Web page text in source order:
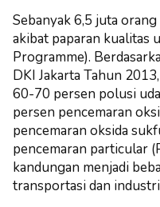
Sebanyak 6,5 juta
akibat paparan kualitas
Programme).
DKI Jakarta Tahun
60-70 persen polusi
persen pencemaran
pencemaran oksida
pencemaran particular
kandungan menjadi
transportasi dan